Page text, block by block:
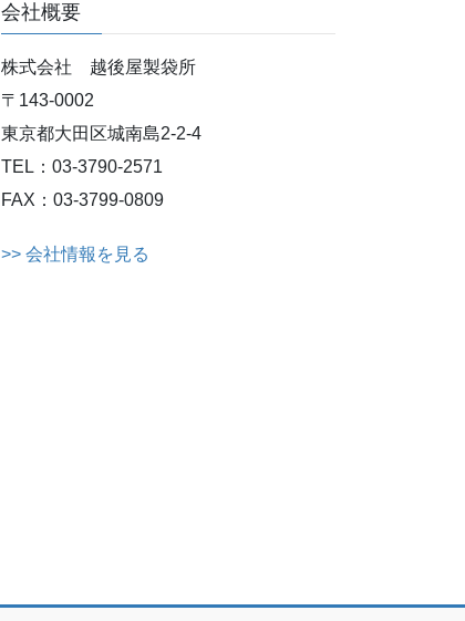
会社概要
株式会社 越後屋製袋所
〒143-0002
東京都大田区城南島2-2-4
TEL：03-3790-2571
FAX：03-3799-0809
>> 会社情報を見る